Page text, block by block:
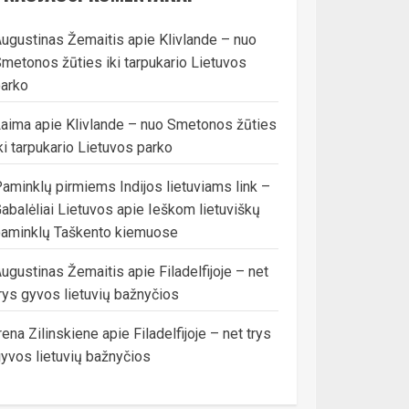
Žemaitis apie Klivlande – nuo
žūties iki tarpukario Lietuvos
apie Klivlande – nuo Smetonos žūties
tarpukario Lietuvos parko
pirmiems Indijos lietuviams link –
Lietuvos apie Ieškom lietuviškų
Taškento kiemuose
Žemaitis apie Filadelfijoje – net
gyvos lietuvių bažnyčios
Zilinskiene apie Filadelfijoje – net trys
lietuvių bažnyčios